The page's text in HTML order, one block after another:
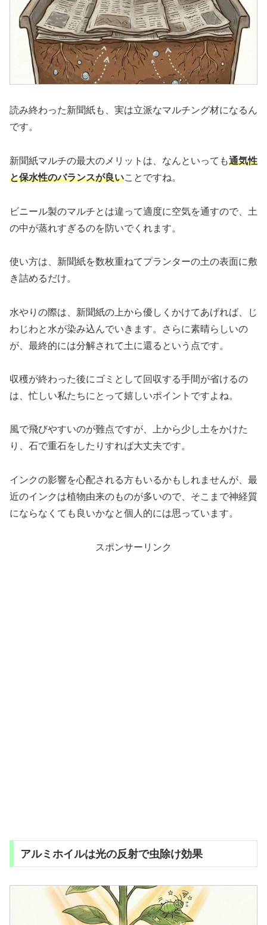
読み終わった新聞紙も、実は立派なマルチング材になるん
です。
新聞紙マルチの最大のメリットは、なんといっても通気性
と保水性のバランスが良いことですね。
ビニール製のマルチとは違って適度に空気を通すので、土
の中が蒸れすぎるのを防いでくれます。
使い方は、新聞紙を数枚重ねてプランターの土の表面に敷
き詰めるだけ。
水やりの際は、新聞紙の上から優しくかけてあげれば、じ
わじわと水が染み込んでいきます。さらに素晴らしいの
が、最終的には分解されて土に還るという点です。
収穫が終わった後にゴミとして回収する手間が省けるの
は、忙しい私たちにとって嬉しいポイントですよね。
風で飛びやすいのが難点ですが、上から少し土をかけた
り、石で重石をしたりすれば大丈夫です。
インクの影響を心配される方もいるかもしれませんが、最
近のインクは植物由来のものが多いので、そこまで神経質
にならなくても良いかなと個人的には思っています。
スポンサーリンク
アルミホイルは光の反射で虫除け効果